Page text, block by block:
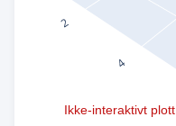
Ikke-interaktivt plott